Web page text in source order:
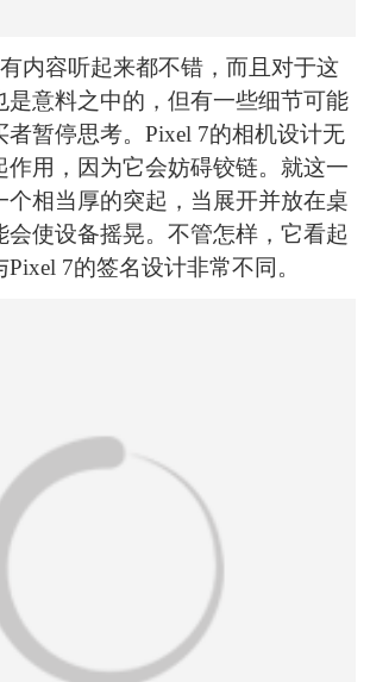
容听起来都不错，而且对于这
是意料之中的，但有一些细节可能
者暂停思考。Pixel 7的相机设计无
作用，因为它会妨碍铰链。就这一
个相当厚的突起，当展开并放在桌
会使设备摇晃。不管怎样，它看起
7的签名设计非常不同。